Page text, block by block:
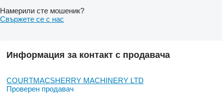
Намерили сте мошеник?
Свържете се с нас
Информация за контакт с продавача
COURTMACSHERRY MACHINERY LTD
Проверен продавач